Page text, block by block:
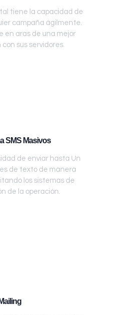
tiene la capacidad de
campaña ágilmente.
en aras de una mejor
sus servidores.
SMS Masivos
de enviar hasta Un
de texto de manera
los sistemas de
de la operación.
Mailing